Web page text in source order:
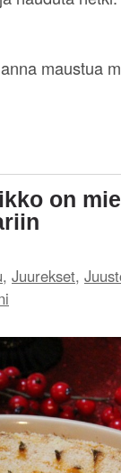
maustua
on
, Juurekset,